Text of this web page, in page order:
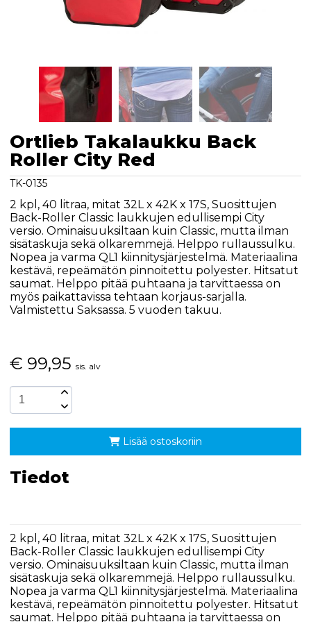
Ortlieb Takalaukku Back
Roller City Red
TK-0135
2 kpl, 40 litraa, mitat 32L x 42K x 17S, Suosittujen
Back-Roller Classic laukkujen edullisempi City
versio. Ominaisuuksiltaan kuin Classic, mutta ilman
sisätaskuja sekä olkaremmejä. Helppo rullaussulku.
Nopea ja varma QL1 kiinnitysjärjestelmä. Materiaalina
kestävä, repeämätön pinnoitettu polyester. Hitsatut
saumat. Helppo pitää puhtaana ja tarvittaessa on
myös paikattavissa tehtaan korjaus-sarjalla.
Valmistettu Saksassa. 5 vuoden takuu.
€ 99,95 sis. alv
Lisää ostoskoriin
Tiedot
2 kpl, 40 litraa, mitat 32L x 42K x 17S, Suosittujen
Back-Roller Classic laukkujen edullisempi City
versio. Ominaisuuksiltaan kuin Classic, mutta ilman
sisätaskuja sekä olkaremmejä. Helppo rullaussulku.
Nopea ja varma QL1 kiinnitysjärjestelmä. Materiaalina
kestävä, repeämätön pinnoitettu polyester. Hitsatut
saumat. Helppo pitää puhtaana ja tarvittaessa on